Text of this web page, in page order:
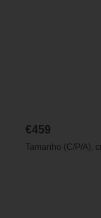
€459
Tamanho (C/P/A),